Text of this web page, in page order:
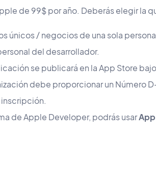
de 99$ por año. Deberás elegir la
únicos / negocios de una sola
del desarrollador.
se publicará en la App Store
debe proporcionar un Número
de Apple Developer, podrás usar